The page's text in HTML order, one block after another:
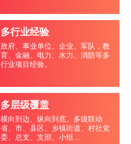
多行业经验
政府、事业单位、企业、军队，教
育、金融、电力、水力、消防等多
行业项目经验。
多层级覆盖
横向到边、纵向到底、多级联动
省、市、县区、乡镇街道、村社党
委、总支、支部、小组 ...